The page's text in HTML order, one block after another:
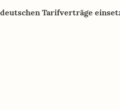
Tarifverträge